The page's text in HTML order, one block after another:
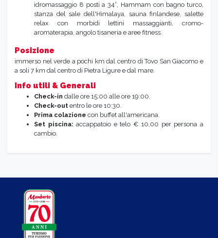
idromassaggio 8 posti a 34°, Hammam con bagno turco,
stanza del sale dell'Himalaya, sauna finlandese, salette
relax con morbidi lettini massaggianti, cromo-
aromaterapia, angolo tisaneria e aree fitness.
Posizione
immerso nel verde a pochi km dal centro di Tovo San Giacomo e
a soli 7 km dal centro di Pietra Ligure e dal mare.
Info utili & Generali
Check-in dalle ore 15:00 alle ore 19:00.
Check-out entro le ore 10:30.
Prima colazione con buffet all'americana.
Set piscina: accappatoio e telo € 10,00 per persona a
cambio.